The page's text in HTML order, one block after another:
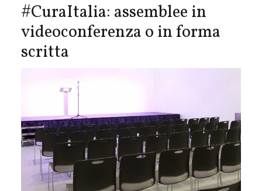
#CuraItalia: assemblee in
videoconferenza o in forma
scritta